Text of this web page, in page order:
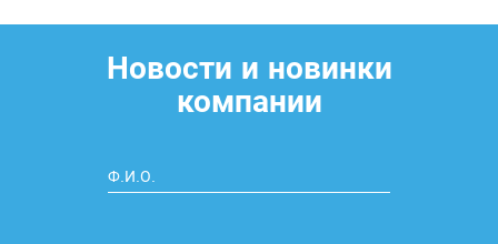
Новости и новинки
компании